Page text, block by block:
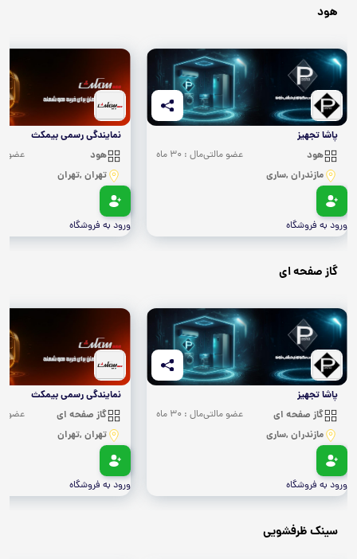
هود
پاشا تجهیز
هود
مازندران ,ساری
عضو مالتی‌مال : 30 ماه
ورود به فروشگاه
نمایندگی رسمی بیمکث
هود
تهران ,تهران
عضو
ورود به فروشگاه
گاز صفحه ای
پاشا تجهیز
گاز صفحه ای
مازندران ,ساری
عضو مالتی‌مال : 30 ماه
ورود به فروشگاه
نمایندگی رسمی بیمکث
گاز صفحه ای
تهران ,تهران
عضو
ورود به فروشگاه
سینک ظرفشویی